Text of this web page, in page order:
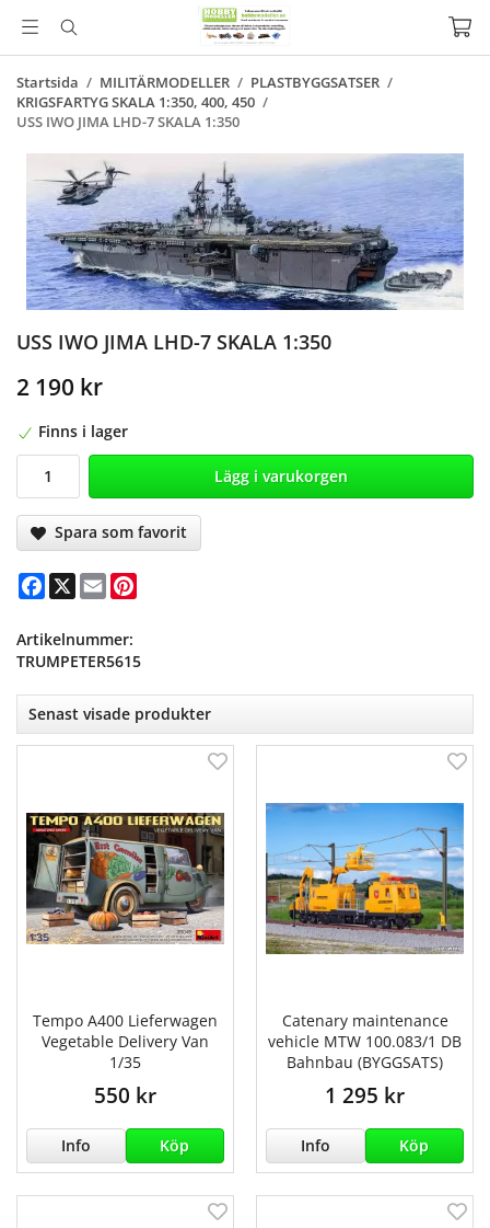
Startsida / MILITÄRMODELLER / PLASTBYGGSATSER /
KRIGSFARTYG SKALA 1:350, 400, 450 /
USS IWO JIMA LHD-7 SKALA 1:350
USS IWO JIMA LHD-7 SKALA 1:350
2 190 kr
Finns i lager
Lägg i varukorgen
Spara som favorit
Facebook
X Email
Artikelnummer:
TRUMPETER5615
Senast visade produkter
Tempo A400 Lieferwagen
Vegetable Delivery Van
1/35
550 kr
Info Köp
Catenary maintenance
vehicle MTW 100.083/1 DB
Bahnbau (BYGGSATS)
1 295 kr
Info Köp